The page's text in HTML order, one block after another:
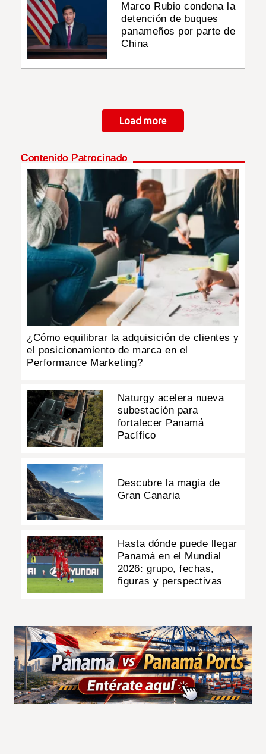
Marco Rubio condena la
detención de buques
panameños por parte de
China
Load more
Contenido Patrocinado
¿Cómo equilibrar la adquisición de clientes y
el posicionamiento de marca en el
Performance Marketing?
Naturgy acelera nueva
subestación para
fortalecer Panamá
Pacífico
Descubre la magia de
Gran Canaria
Hasta dónde puede llegar
Panamá en el Mundial
2026: grupo, fechas,
figuras y perspectivas